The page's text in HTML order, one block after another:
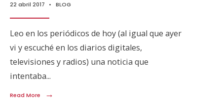
22 abril 2017 • BLOG
Leo en los periódicos de hoy (al igual que ayer
vi y escuché en los diarios digitales,
televisiones y radios) una noticia que
intentaba...
Read More →